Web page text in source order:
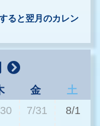
ると翌月のカレン
金
土
7/31 8/1